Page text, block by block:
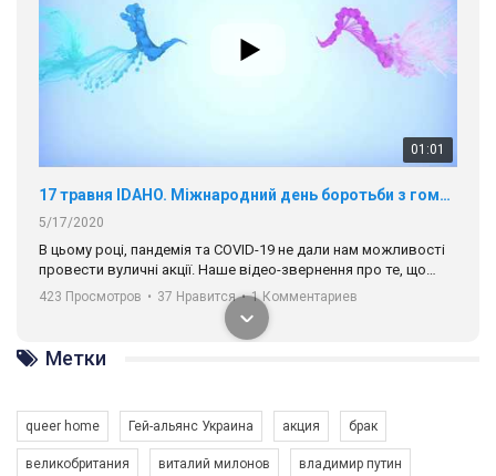
01:01
17 травня IDAHO. Міжнародний день боротьби з гомофобією трансфобією і біфобія.
5/17/2020
В цьому році, пандемія та COVІD-19 не дали нам можливості
провести вуличні акції. Наше відео-звернення про те, що
навіть коли ми у різних містах та не можемо зустрінеться, ми
разом. Ми закликаємо всіх хто поділяє цінності рівності та
солідарності, приєднатися до нас. Регіональні підрозділи
ГАУ є в 16 областях України.
Разом наш голос лунає гучніше!
423 Просмотров • 37 Нравится • 1 Комментариев
Метки
queer home Гей-альянс Украина акция брак
великобритания виталий милонов владимир путин